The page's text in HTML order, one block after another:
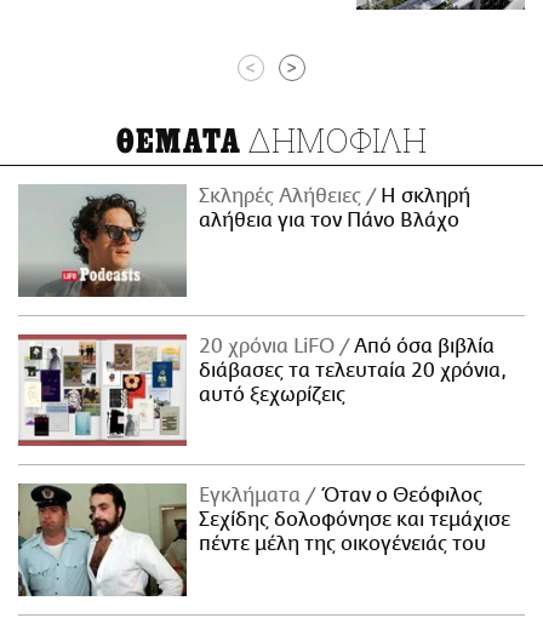
< >
ΘΕΜΑΤΑ ΔΗΜΟΦΙΛΗ
Σκληρές Αλήθειες
H σκληρή
αλήθεια για τον Πάνο Βλάχο
20 χρόνια LiFO
Από όσα βιβλία
διάβασες τα τελευταία 20 χρόνια,
αυτό ξεχωρίζεις
Εγκλήματα
Όταν ο Θεόφιλος
Σεχίδης δολοφόνησε και τεμάχισε
πέντε μέλη της οικογένειάς του